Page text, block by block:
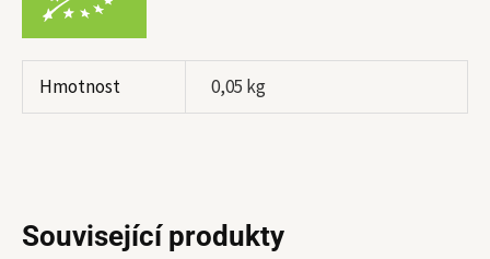
Hmotnost 0,05 kg
Související produkty